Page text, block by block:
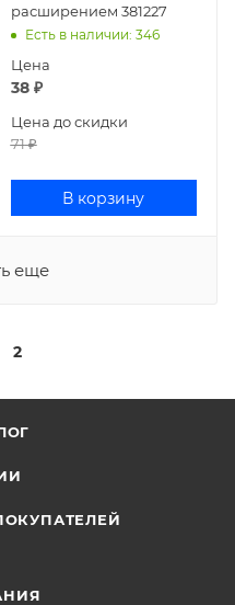
расширением 381227
Есть в наличии: 346
Цена
38₽
Цена до скидки
71₽
В корзину
еще
2